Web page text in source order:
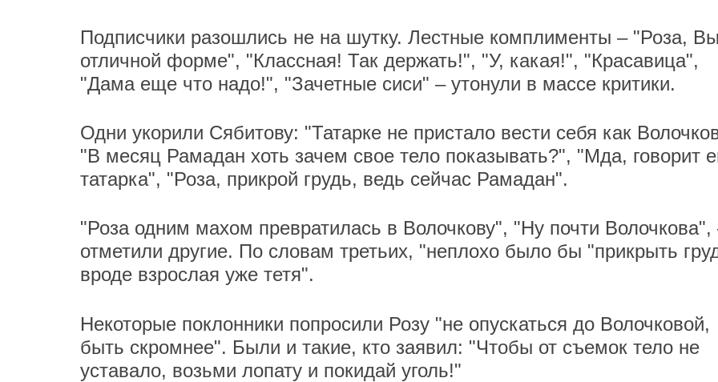
Подписчики разошлись не на шутку. Лестные комплименты – "Роза,
отличной форме", "Классная! Так держать!", "У, какая!", "Красавица",
"Дама еще что надо!", "Зачетные сиси" – утонули в массе критики.
Одни укорили Сябитову: "Татарке не пристало вести себя как
"В месяц Рамадан хоть зачем свое тело показывать?", "Мда, говорит
татарка", "Роза, прикрой грудь, ведь сейчас Рамадан".
"Роза одним махом превратилась в Волочкову", "Ну почти Волочкова",
отметили другие. По словам третьих, "неплохо было бы "прикрыть
вроде взрослая уже тетя".
Некоторые поклонники попросили Розу "не опускаться до Волочковой,
быть скромнее". Были и такие, кто заявил: "Чтобы от съемок тело не
уставало, возьми лопату и покидай уголь!"